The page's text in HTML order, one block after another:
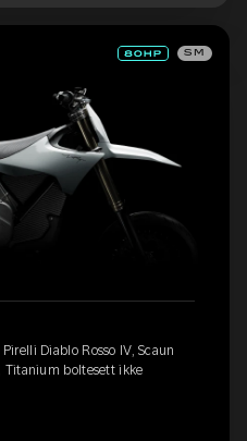
SM
Diablo Rosso IV, Scaun
Titanium boltesett ikke